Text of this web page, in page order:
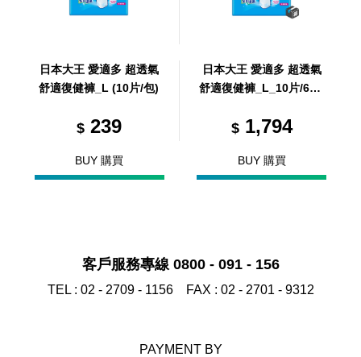
日本大王 愛適多 超透氣
舒適復健褲_L (10片/包)
$239
BUY 購買
日本大王 愛適多 超透氣
舒適復健褲_L_10片/6包/
$1,794
BUY 購買
客戶服務專線 0800 - 091 - 156
TEL : 02 - 2709 - 1156 FAX : 02 - 2701 - 9312
PAYMENT BY